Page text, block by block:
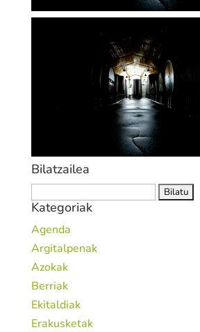
Bilatzailea
Kategoriak
Agenda
Argitalpenak
Azokak
Berriak
Ekitaldiak
Erakusketak